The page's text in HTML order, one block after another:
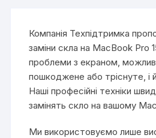
Компанія Техпідтримка
заміни скла на MacBook Pro
проблеми з екраном,
пошкоджене або тріснуте, і
Наші професійні техніки
замінять скло на вашому
Ми використовуємо лише